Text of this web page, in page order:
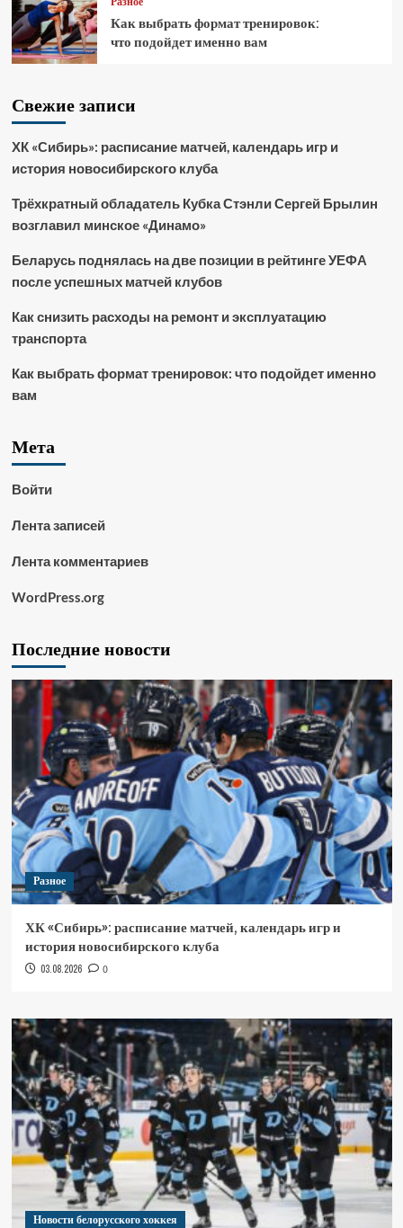
Как выбрать формат тренировок:
что подойдет именно вам
Свежие записи
ХК «Сибирь»: расписание матчей, календарь игр и
история новосибирского клуба
Трёхкратный обладатель Кубка Стэнли Сергей Брылин
возглавил минское «Динамо»
Беларусь поднялась на две позиции в рейтинге УЕФА
после успешных матчей клубов
Как снизить расходы на ремонт и эксплуатацию
транспорта
Как выбрать формат тренировок: что подойдет именно
вам
Мета
Войти
Лента записей
Лента комментариев
WordPress.org
Последние новости
Разное
ХК «Сибирь»: расписание матчей, календарь игр и
история новосибирского клуба
03.08.2026 0
Новости белорусского хоккея